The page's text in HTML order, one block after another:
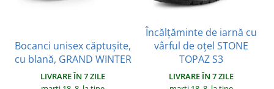
Bocanci unisex căptușite,
cu blană, GRAND WINTER
LIVRARE ÎN 7 ZILE
Încălțăminte de iarnă cu
vârful de oțel STONE
TOPAZ S3
LIVRARE ÎN 7 ZILE